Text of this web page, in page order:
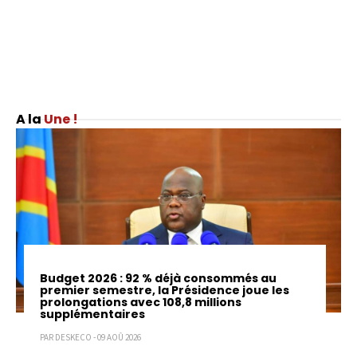
Une !
Budget 2026 : 92 % déjà consommés au
premier semestre, la Présidence joue les
prolongations avec 108,8 millions
supplémentaires
PAR DESKECO - 09 AOÛ 2026